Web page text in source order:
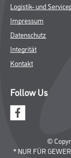
Logistik- und
Impressum
Datenschutz
Integrität
Kontakt
Follow Us
©
* NUR FÜR